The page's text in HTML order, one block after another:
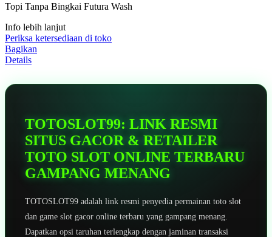
bintang,
rating
rata-
rata.
Read
13
Tautan
Topi Tanpa Bingkai Futura Wash
Info lebih lanjut
Periksa ketersediaan di toko
Bagikan
Details
TOTOSLOT99: LINK RESMI
SITUS GACOR & RETAILER
TOTO SLOT ONLINE TERBARU
GAMPANG MENANG
TOTOSLOT99 adalah link resmi penyedia permainan toto slot
dan game slot gacor online terbaru yang gampang menang.
Dapatkan opsi taruhan terlengkap dengan jaminan transaksi